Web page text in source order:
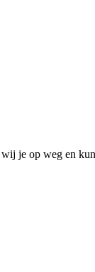
je op weg en